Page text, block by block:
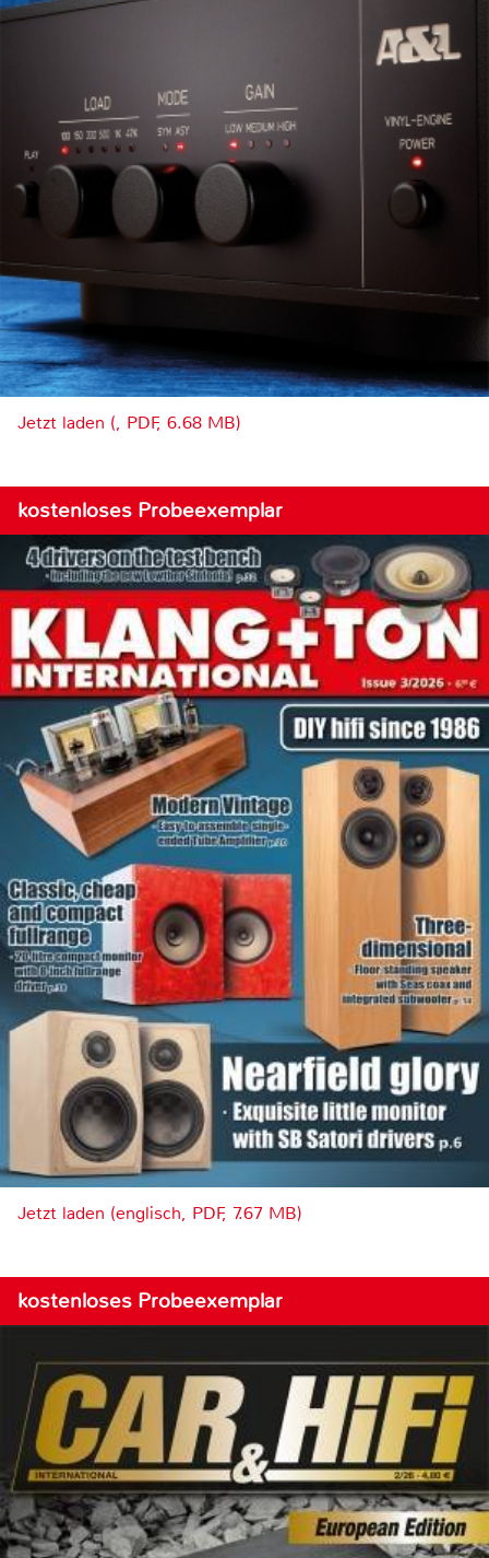
Jetzt laden (, PDF, 6.68 MB)
kostenloses Probeexemplar
Jetzt laden (englisch, PDF, 7.67 MB)
kostenloses Probeexemplar